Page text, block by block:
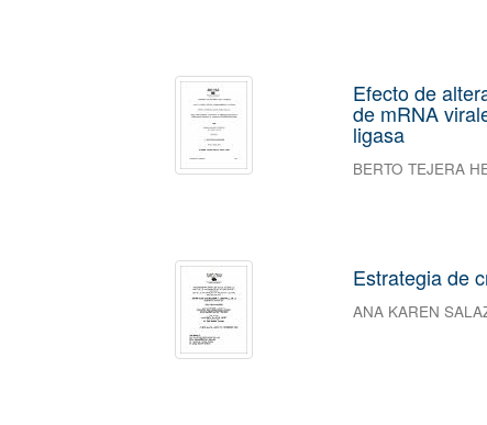
Efecto de
de mRNA
ligasa
BERTO TEJERA
Estrategia de
ANA KAREN